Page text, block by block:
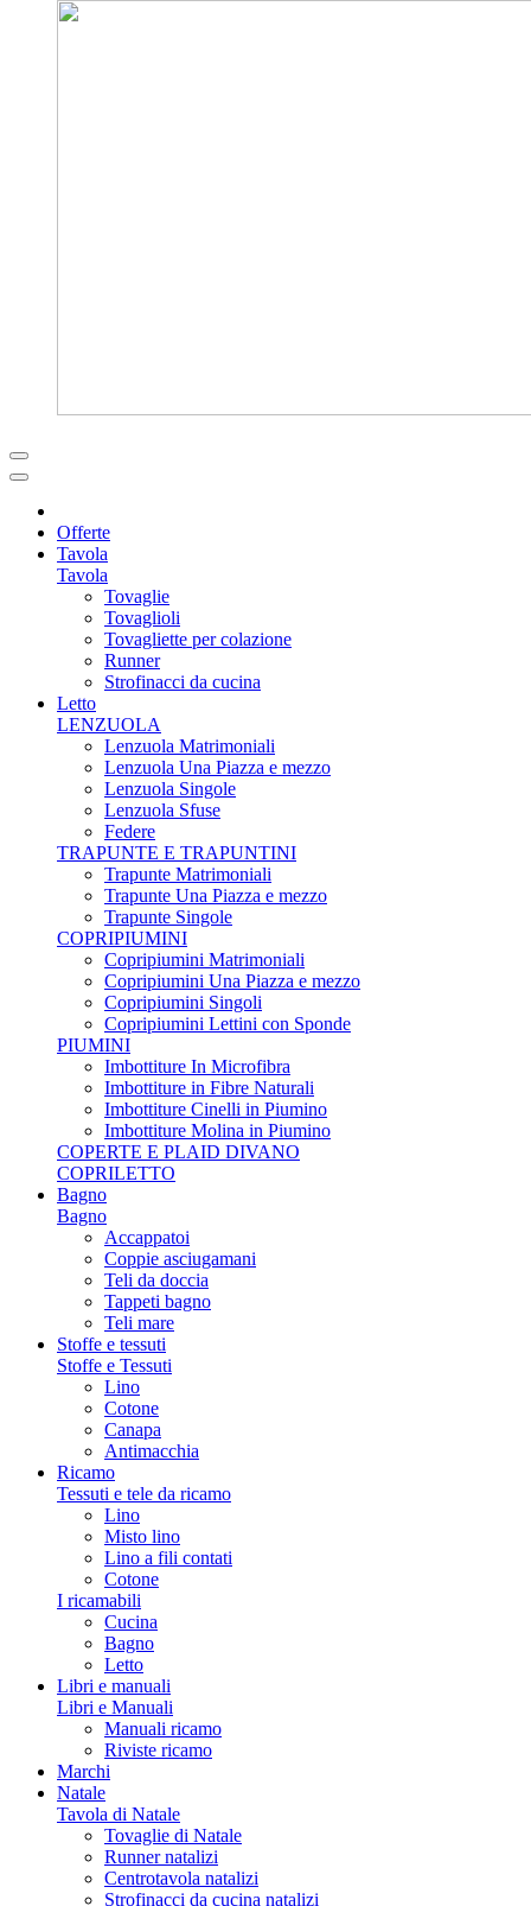
Offerte
Tavola
Tavola
Tovaglie
Tovaglioli
Tovagliette per colazione
Runner
Strofinacci da cucina
Letto
LENZUOLA
Lenzuola Matrimoniali
Lenzuola Una Piazza e mezzo
Lenzuola Singole
Lenzuola Sfuse
Federe
TRAPUNTE E TRAPUNTINI
Trapunte Matrimoniali
Trapunte Una Piazza e mezzo
Trapunte Singole
COPRIPIUMINI
Copripiumini Matrimoniali
Copripiumini Una Piazza e mezzo
Copripiumini Singoli
Copripiumini Lettini con Sponde
PIUMINI
Imbottiture In Microfibra
Imbottiture in Fibre Naturali
Imbottiture Cinelli in Piumino
Imbottiture Molina in Piumino
COPERTE E PLAID DIVANO
COPRILETTO
Bagno
Bagno
Accappatoi
Coppie asciugamani
Teli da doccia
Tappeti bagno
Teli mare
Stoffe e tessuti
Stoffe e Tessuti
Lino
Cotone
Canapa
Antimacchia
Ricamo
Tessuti e tele da ricamo
Lino
Misto lino
Lino a fili contati
Cotone
I ricamabili
Cucina
Bagno
Letto
Libri e manuali
Libri e Manuali
Manuali ricamo
Riviste ricamo
Marchi
Natale
Tavola di Natale
Tovaglie di Natale
Runner natalizi
Centrotavola natalizi
Strofinacci da cucina natalizi